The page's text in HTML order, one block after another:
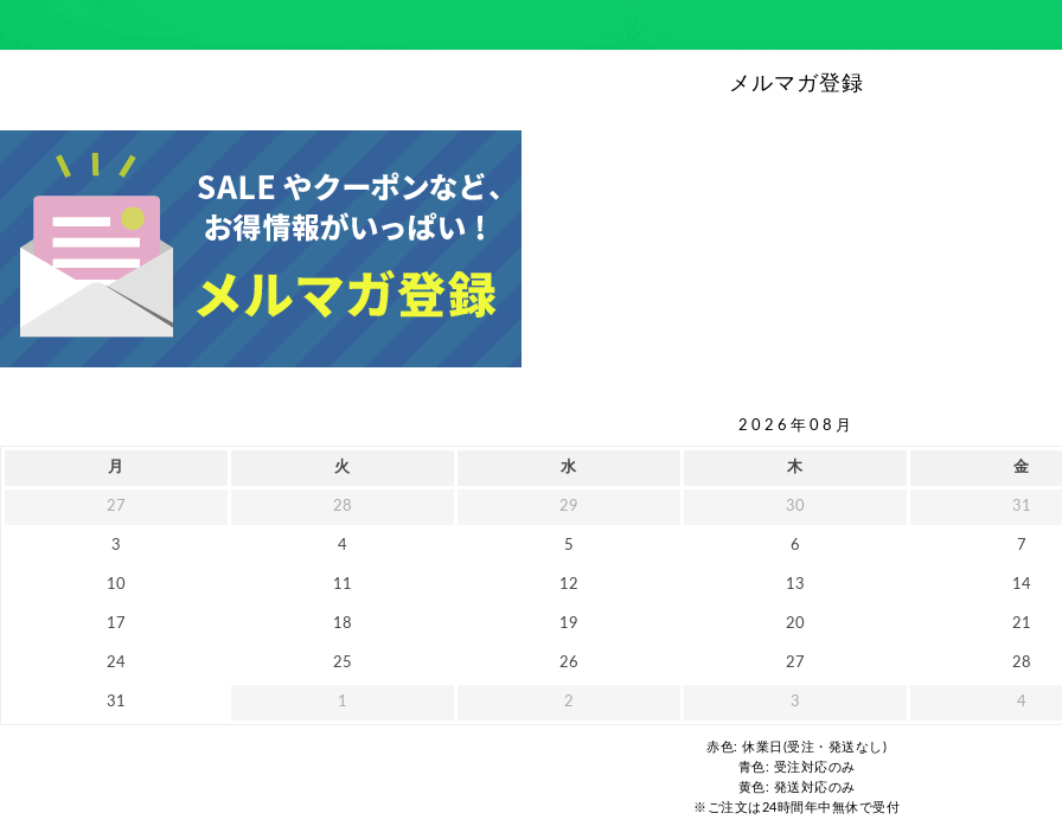
メルマガ登録
2026年08月
月 火 水 木 金
27 28 29 30 31
3 4 5 6 7
10 11 12 13 14
17 18 19 20 21
24 25 26 27 28
31 1 2 3 4
赤色: 休業日(受注・発送なし)
青色: 受注対応のみ
黄色: 発送対応のみ
※ご注文は24時間年中無休で受付